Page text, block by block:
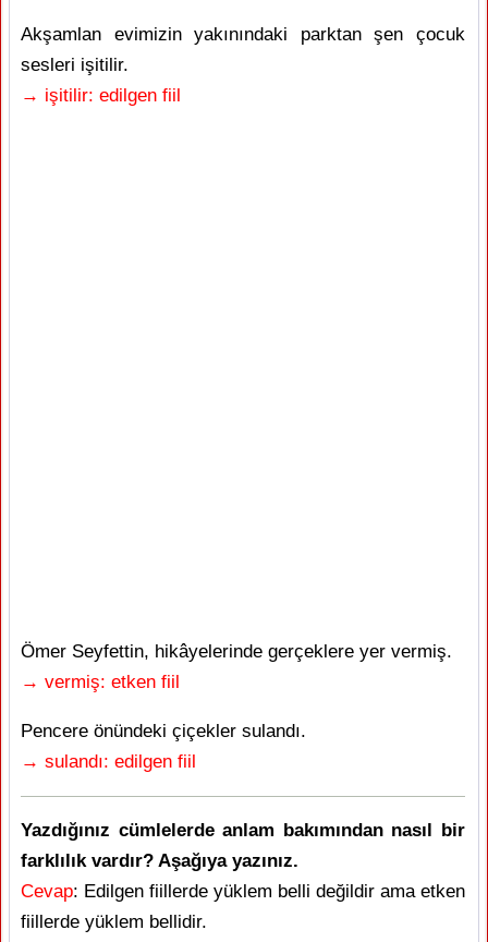
Akşamlan evimizin yakınındaki parktan şen çocuk
sesleri işitilir.
→ işitilir: edilgen fiil
Ömer Seyfettin, hikâyelerinde gerçeklere yer vermiş.
→ vermiş: etken fiil
Pencere önündeki çiçekler sulandı.
→ sulandı: edilgen fiil
Yazdığınız cümlelerde anlam bakımından nasıl bir
farklılık vardır? Aşağıya yazınız.
Cevap: Edilgen fiillerde yüklem belli değildir ama etken
fiillerde yüklem bellidir.